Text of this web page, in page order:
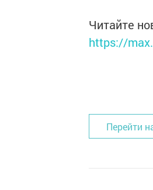
Читайте
https://
Перейти